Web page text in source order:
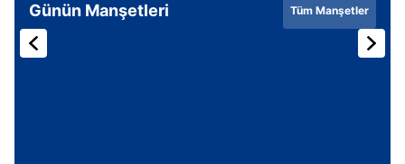
Günün Manşetleri Tüm Manşetler